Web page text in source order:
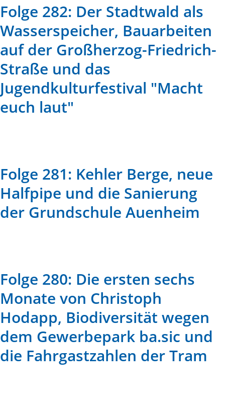
Folge 282: Der Stadtwald als
Wasserspeicher, Bauarbeiten
auf der Großherzog-Friedrich-
Straße und das
Jugendkulturfestival "Macht
euch laut"
Folge 281: Kehler Berge, neue
Halfpipe und die Sanierung
der Grundschule Auenheim
Folge 280: Die ersten sechs
Monate von Christoph
Hodapp, Biodiversität wegen
dem Gewerbepark ba.sic und
die Fahrgastzahlen der Tram